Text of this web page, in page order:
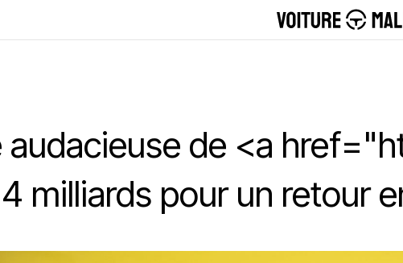
audacieuse de <a
milliards pour un retour